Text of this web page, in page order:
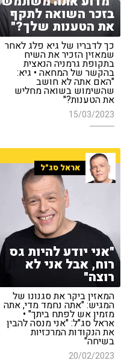
בזכר השואה לתקף
את הטענות שלך?"
כך לדבריו של גיא פלג לאחר
שמאזין הזכיר את השיח
בתקופת גרמניה הנאצית
בהקשר של המחאה • גיא:
"האם אתה לא חושב
שהשימוש בשואה מחליש
את הטענות?"
15/03/2023
אראל סג"ל
"אני יודע להיות גס
רוח, אבל אני לא
רוצה"
המאזין ביקר את סגנונו של
המגיש: "אתה נחמד מדי, אתה
מזמין אש לפתח ביתך" •
אראל סג"ל: "אני מנסה להבין
את הנקודות המרכזיות
בשיחה"
20/02/2023